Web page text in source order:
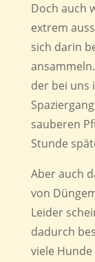
Doch auch
extrem
sich darin
der bei uns
sauberen
Stunde
Aber auch
von
Leider
dadurch
viele